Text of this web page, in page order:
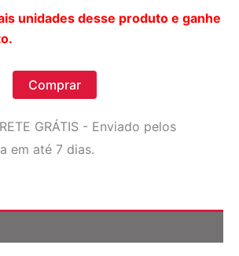
unidades desse produto e ganhe
Comprar
GRÁTIS - Enviado pelos
em até 7 dias.